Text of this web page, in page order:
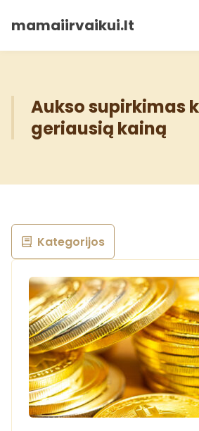
mamaiirvaikui.lt
Aukso supirkimas
geriausią kainą
Kategorijos